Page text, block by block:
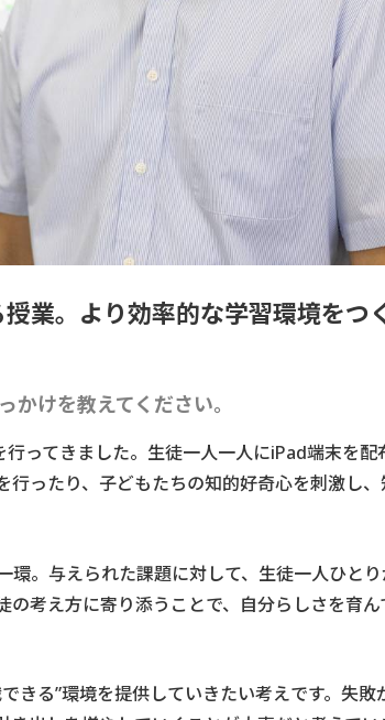
業。 より効率的な学習環境をつ
かけを教えてください。
ってきました。生徒一人一人にiPad端末を
ったり、子どもたちの知的好奇心を刺激し
。与えられた課題に対して、生徒一人ひと
考え方に寄り添うことで、自分らしさを育
きる”環境を提供していきたい考えです。失